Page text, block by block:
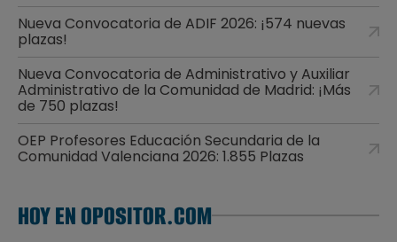
Nueva Convocatoria de ADIF 2026: ¡574 nuevas
plazas!
Nueva Convocatoria de Administrativo y Auxiliar
Administrativo de la Comunidad de Madrid: ¡Más
de 750 plazas!
OEP Profesores Educación Secundaria de la
Comunidad Valenciana 2026: 1.855 Plazas
HOY EN OPOSITOR.COM